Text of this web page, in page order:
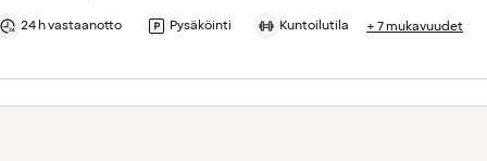
24 h vastaanotto Pysäköinti Kuntoilutila + 7 mukavuudet